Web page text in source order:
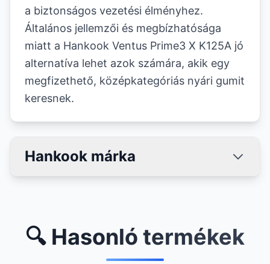
a biztonságos vezetési élményhez.
Általános jellemzői és megbízhatósága
miatt a Hankook Ventus Prime3 X K125A jó
alternatíva lehet azok számára, akik egy
megfizethető, középkategóriás nyári gumit
keresnek.
Hankook márka
🔍 Hasonló termékek